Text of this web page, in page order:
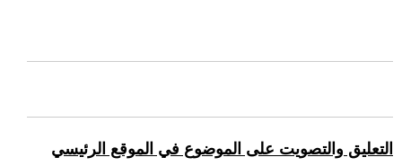
التعليق والتصويت على الموضوع في الموقع الرئيسي